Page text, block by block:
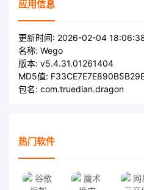
应用信息
更新时间: 2026-02-04
名称: Wego
版本: v5.4.31.01261404
MD5值:
包名: com.truedian.dragon
热门软件